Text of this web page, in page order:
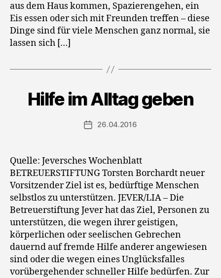
aus dem Haus kommen, Spazierengehen, ein
Eis essen oder sich mit Freunden treffen – diese
Dinge sind für viele Menschen ganz normal, sie
lassen sich […]
Hilfe im Alltag geben
Veröffentlichungsdatum
26.04.2016
Quelle: Jeversches Wochenblatt
BETREUERSTIFTUNG Torsten Borchardt neuer
Vorsitzender Ziel ist es, bedürftige Menschen
selbstlos zu unterstützen. JEVER/LIA – Die
Betreuerstiftung Jever hat das Ziel, Personen zu
unterstützen, die wegen ihrer geistigen,
körperlichen oder seelischen Gebrechen
dauernd auf fremde Hilfe anderer angewiesen
sind oder die wegen eines Unglücksfalles
vorübergehender schneller Hilfe bedürfen. Zur